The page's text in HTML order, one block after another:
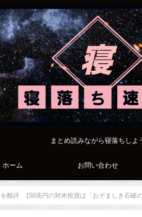
まとめ読みながら寝落ちしよ
ホーム お問い合わせ
酷評 150兆円の対米投資は「おぞましき石破